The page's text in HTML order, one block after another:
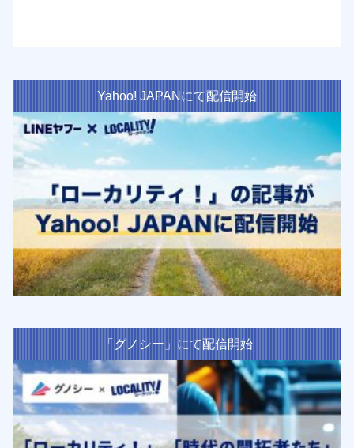
Yahoo! JAPANにて配信開始
「グノシー」にて配信開始